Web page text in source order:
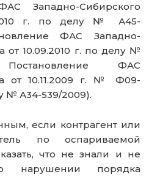
Западно-Сибирского
г. по делу № А45-
ФАС Западно-
от 10.09.2010 г. по делу №
Постановление ФАС
от 10.11.2009 г. № Ф09-
№ А34-539/2009).
если контрагент или
по оспариваемой
что не знали и не
нарушении порядка